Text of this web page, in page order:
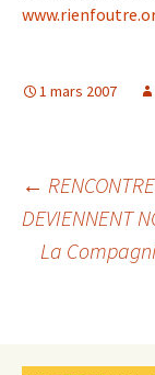
1 mars 2007
des
←
DEVIENNENT
La